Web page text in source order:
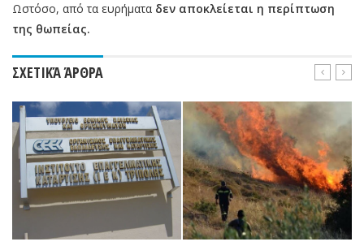
Ωστόσο, από τα ευρήματα δεν αποκλείεται η περίπτωση
της θωπείας.
ΣΧΕΤΙΚΆ ΆΡΘΡΑ